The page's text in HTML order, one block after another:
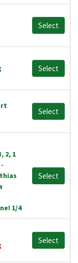
Select
Select
Select
2, 1
1/4
Select
Select